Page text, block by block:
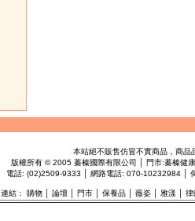
本站絕不販售仿冒不實商品，商品
版權所有 ©2005 蓁榛國際有限公司 │ 門市:蓁榛健
電話: (02)2509-9333 │ 網路電話: 070-10232984 │
連結： 購物│ 論壇│ 門市│ 保養品│ 薇姿│ 雅漾 律